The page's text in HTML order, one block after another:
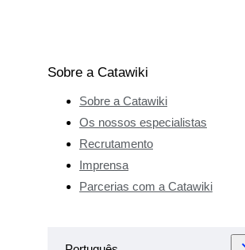
Sobre a Catawiki
Sobre a Catawiki
Os nossos especialistas
Recrutamento
Imprensa
Parcerias com a Catawiki